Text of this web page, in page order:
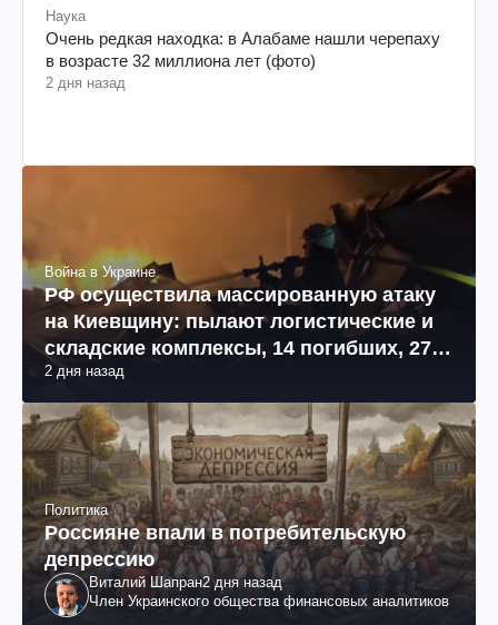
Наука
Очень редкая находка: в Алабаме нашли черепаху
в возрасте 32 миллиона лет (фото)
2 дня назад
Война в Украине
РФ осуществила массированную атаку
на Киевщину: пылают логистические и
складские комплексы, 14 погибших, 27
раненых (фото, видео)
2 дня назад
Политика
Россияне впали в потребительскую
депрессию
Виталий Шапран2 дня назад
Член Украинского общества финансовых аналитиков